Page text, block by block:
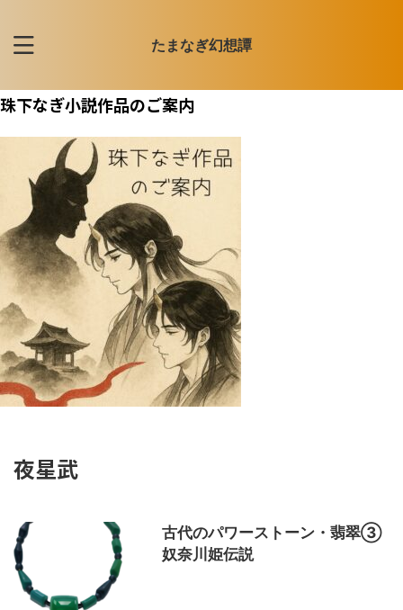
たまなぎ幻想譚
珠下なぎ小説作品のご案内
夜星武
古代のパワーストーン・翡翠③
奴奈川姫伝説